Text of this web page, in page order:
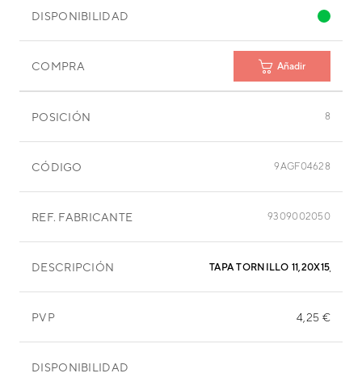
DISPONIBILIDAD
COMPRA Añadir
POSICIÓN 8
CÓDIGO 9AGF04628
REF. FABRICANTE 9309002050
DESCRIPCIÓN TAPA TORNILLO 11,20X15,60
PVP 4,25 €
DISPONIBILIDAD